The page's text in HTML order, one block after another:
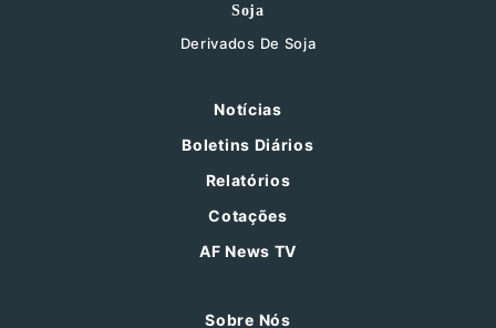
Soja
Derivados De Soja
Notícias
Boletins Diários
Relatórios
Cotações
AF News TV
Sobre Nós